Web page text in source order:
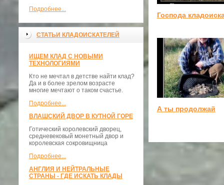
Подробнее...
СТАТЬИ КЛАДОИСКАТЕЛЕЙ
ИЩЕМ КЛАД С НОВЫМИ
ТЕХНОЛОГИЯМИ
Кто не мечтал в детстве найти клад?
Да и в более зрелом возрасте
многие мечтают о таком счастье.
Подробнее...
ВЛАШСКИЙ ДВОР В КУТНОЙ ГОРЕ
Готический королевский дворец,
средневековый монетный двор и
королевская сокровищница
Подробнее...
АНГЛИЯ И НЕЙТРАЛЬНЫЕ
СТРАНЫ - ГДЕ ИСКАТЬ КЛАДЫ
Господа
А ты продолжай